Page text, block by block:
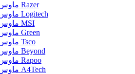
ماوس Razer
ماوس Logitech
ماوس MSI
ماوس Green
ماوس Tsco
ماوس Beyond
ماوس Rapoo
ماوس A4Tech